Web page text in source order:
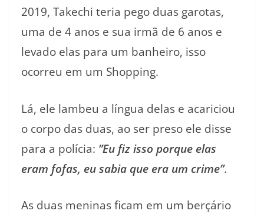
2019, Takechi teria pego duas garotas,
uma de 4 anos e sua irmã de 6 anos e
levado elas para um banheiro, isso
ocorreu em um Shopping.
Lá, ele lambeu a língua delas e acariciou
o corpo das duas, ao ser preso ele disse
para a polícia: ”Eu fiz isso porque elas
eram fofas, eu sabia que era um crime”.
As duas meninas ficam em um berçário